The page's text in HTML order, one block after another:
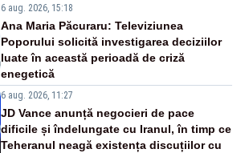
6 aug. 2026, 15:18
Ana Maria Păcuraru: Televiziunea
Poporului solicită investigarea deciziilor
luate în această perioadă de criză
enegetică
6 aug. 2026, 11:27
JD Vance anunță negocieri de pace
dificile și îndelungate cu Iranul, în timp ce
Teheranul neagă existența discuțiilor cu